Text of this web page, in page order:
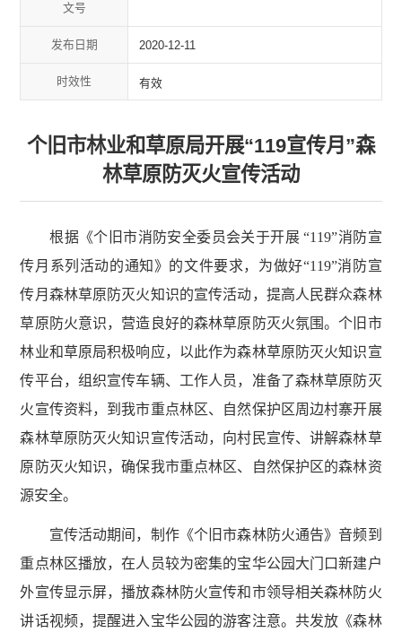
文号
发布日期 2020-12-11
时效性 有效
个旧市林业和草原局开展“119宣传月”森
林草原防灭火宣传活动
根据《个旧市消防安全委员会关于开展 “119”消防宣
传月系列活动的通知》的文件要求，为做好“119”消防宣
传月森林草原防灭火知识的宣传活动，提高人民群众森林
草原防火意识，营造良好的森林草原防灭火氛围。个旧市
林业和草原局积极响应，以此作为森林草原防灭火知识宣
传平台，组织宣传车辆、工作人员，准备了森林草原防灭
火宣传资料，到我市重点林区、自然保护区周边村寨开展
森林草原防灭火知识宣传活动，向村民宣传、讲解森林草
原防灭火知识，确保我市重点林区、自然保护区的森林资
源安全。
宣传活动期间，制作《个旧市森林防火通告》音频到
重点林区播放，在人员较为密集的宝华公园大门口新建户
外宣传显示屏，播放森林防火宣传和市领导相关森林防火
讲话视频，提醒进入宝华公园的游客注意。共发放《森林